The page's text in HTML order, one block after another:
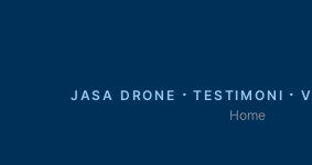
JASA DRONE TESTIMONI
Home